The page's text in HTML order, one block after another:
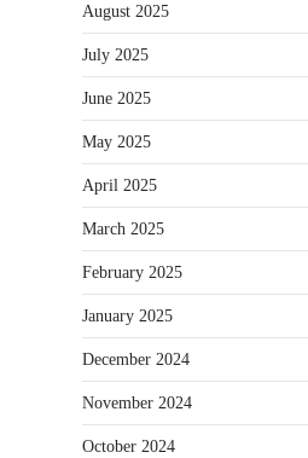
August 2025
July 2025
June 2025
May 2025
April 2025
March 2025
February 2025
January 2025
December 2024
November 2024
October 2024